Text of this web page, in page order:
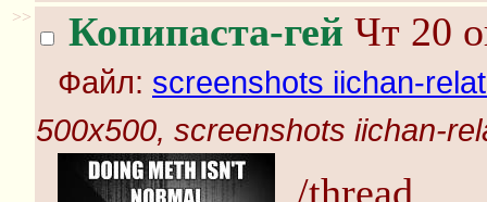
>> Копипаста-гей Чт 20
Файл: screenshots iichan-
500x500, screenshots iichan-
/thread